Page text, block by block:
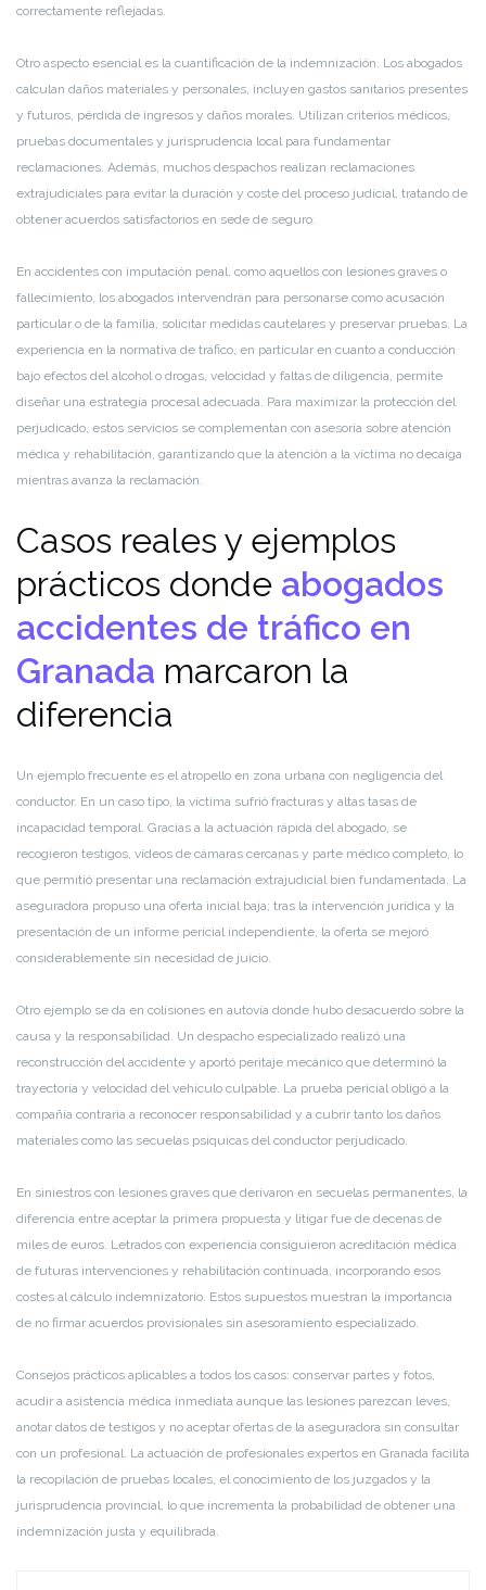
correctamente reflejadas.
Otro aspecto esencial es la cuantificación de la indemnización. Los abogados
calculan daños materiales y personales, incluyen gastos sanitarios presentes
y futuros, pérdida de ingresos y daños morales. Utilizan criterios médicos,
pruebas documentales y jurisprudencia local para fundamentar
reclamaciones. Además, muchos despachos realizan reclamaciones
extrajudiciales para evitar la duración y coste del proceso judicial, tratando de
obtener acuerdos satisfactorios en sede de seguro.
En accidentes con imputación penal, como aquellos con lesiones graves o
fallecimiento, los abogados intervendrán para personarse como acusación
particular o de la familia, solicitar medidas cautelares y preservar pruebas. La
experiencia en la normativa de tráfico, en particular en cuanto a conducción
bajo efectos del alcohol o drogas, velocidad y faltas de diligencia, permite
diseñar una estrategia procesal adecuada. Para maximizar la protección del
perjudicado, estos servicios se complementan con asesoría sobre atención
médica y rehabilitación, garantizando que la atención a la víctima no decaiga
mientras avanza la reclamación.
Casos reales y ejemplos
prácticos donde abogados
accidentes de tráfico en
Granada marcaron la
diferencia
Un ejemplo frecuente es el atropello en zona urbana con negligencia del
conductor. En un caso tipo, la víctima sufrió fracturas y altas tasas de
incapacidad temporal. Gracias a la actuación rápida del abogado, se
recogieron testigos, vídeos de cámaras cercanas y parte médico completo, lo
que permitió presentar una reclamación extrajudicial bien fundamentada. La
aseguradora propuso una oferta inicial baja; tras la intervención jurídica y la
presentación de un informe pericial independiente, la oferta se mejoró
considerablemente sin necesidad de juicio.
Otro ejemplo se da en colisiones en autovía donde hubo desacuerdo sobre la
causa y la responsabilidad. Un despacho especializado realizó una
reconstrucción del accidente y aportó peritaje mecánico que determinó la
trayectoria y velocidad del vehículo culpable. La prueba pericial obligó a la
compañía contraria a reconocer responsabilidad y a cubrir tanto los daños
materiales como las secuelas psíquicas del conductor perjudicado.
En siniestros con lesiones graves que derivaron en secuelas permanentes, la
diferencia entre aceptar la primera propuesta y litigar fue de decenas de
miles de euros. Letrados con experiencia consiguieron acreditación médica
de futuras intervenciones y rehabilitación continuada, incorporando esos
costes al cálculo indemnizatorio. Estos supuestos muestran la importancia
de no firmar acuerdos provisionales sin asesoramiento especializado.
Consejos prácticos aplicables a todos los casos: conservar partes y fotos,
acudir a asistencia médica inmediata aunque las lesiones parezcan leves,
anotar datos de testigos y no aceptar ofertas de la aseguradora sin consultar
con un profesional. La actuación de profesionales expertos en Granada facilita
la recopilación de pruebas locales, el conocimiento de los juzgados y la
jurisprudencia provincial, lo que incrementa la probabilidad de obtener una
indemnización justa y equilibrada.